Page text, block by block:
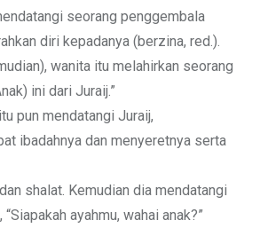
seorang penggembala
diri kepadanya (berzina, red.).
wanita itu melahirkan seorang
ini dari Juraij.”
pun mendatangi Juraij,
ibadahnya dan menyeretnya serta
shalat. Kemudian dia mendatangi
ayahmu, wahai anak?”